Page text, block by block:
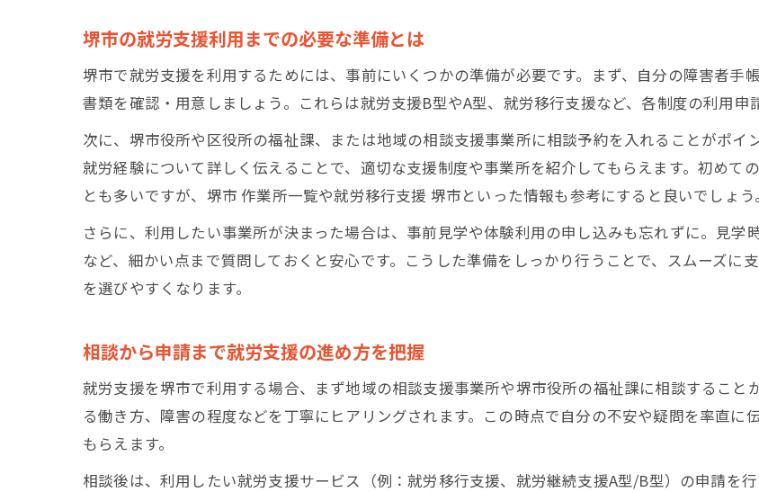
堺市で通いやすい就労支援先の特徴を解説
見学・体験で分かる就労支援先の違いと
就労移行支援やA型事業所の比較ポイント
堺市の作業所を選ぶ際に見るべき観点と
申請から見学まで支援活用の実践法
就労支援申請から利用までの具体的ステ
見学・体験で就労支援の雰囲気を確認す
この一記事で就労支援がすぐに分かる
就労支援の全体像を短時間で理解できる
自分に合う就労支援を探すためのチェッ
堺市の就労支援利用までの必要な準備とは
堺市で就労支援を利用するためには、事前にいくつかの準備が必要です。まず、自分の障害者手
書類を確認・用意しましょう。これらは就労支援B型やA型、就労移行支援など、各制度の利用申
次に、堺市役所や区役所の福祉課、または地域の相談支援事業所に相談予約を入れることがポイ
就労経験について詳しく伝えることで、適切な支援制度や事業所を紹介してもらえます。初めて
とも多いですが、堺市 作業所一覧や就労移行支援 堺市といった情報も参考にすると良いでしょう。
さらに、利用したい事業所が決まった場合は、事前見学や体験利用の申し込みも忘れずに。見
など、細かい点まで質問しておくと安心です。こうした準備をしっかり行うことで、スムーズに
を選びやすくなります。
相談から申請まで就労支援の進め方を把握
就労支援を堺市で利用する場合、まず地域の相談支援事業所や堺市役所の福祉課に相談すること
る働き方、障害の程度などを丁寧にヒアリングされます。この時点で自分の不安や疑問を率直に
もらえます。
相談後は、利用したい就労支援サービス（例：就労移行支援、就労継続支援A型/B型）の申請を